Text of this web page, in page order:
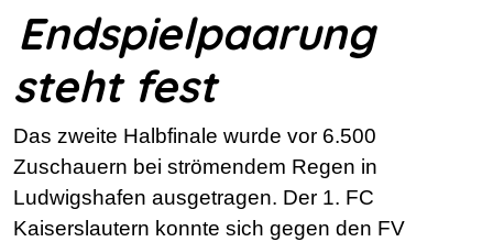
Endspielpaarung
steht fest
Das zweite Halbfinale wurde vor 6.500
Zuschauern bei strömendem Regen in
Ludwigshafen ausgetragen. Der 1. FC
Kaiserslautern konnte sich gegen den FV